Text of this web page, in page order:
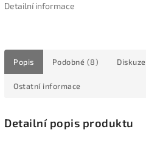
Detailní informace
Popis Podobné (8) Diskuze
Ostatní informace
Detailní popis produktu